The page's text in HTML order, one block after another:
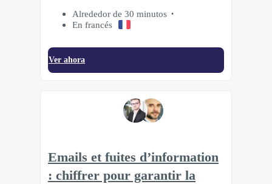
Alrededor de 30 minutos
En francés
Ver ahora
Emails et fuites d’information
: chiffrer pour garantir la